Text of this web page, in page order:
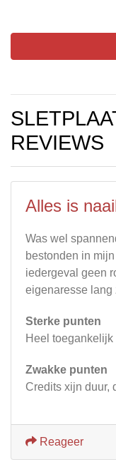
REVIEWS
Alles is
Was wel
bestonden in
iedergeval geen
eigenaresse lang
Sterke punten
Heel toegankelijk
Zwakke punten
Credits xijn duur,
Reageer